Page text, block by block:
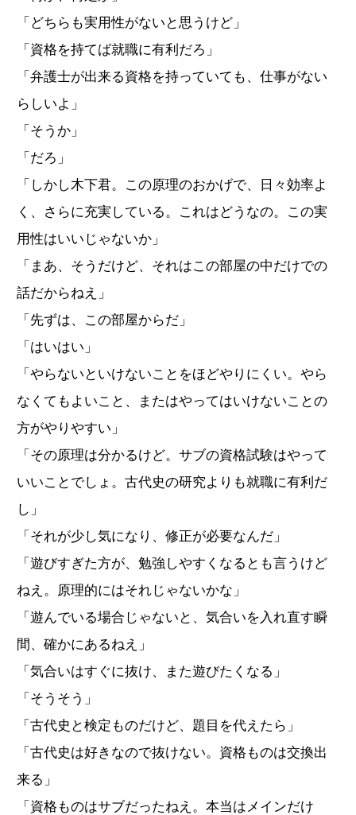
「どちらも実用性がないと思うけど」
「資格を持てば就職に有利だろ」
「弁護士が出来る資格を持っていても、仕事がない
らしいよ」
「そうか」
「だろ」
「しかし木下君。この原理のおかげで、日々効率よ
く、さらに充実している。これはどうなの。この実
用性はいいじゃないか」
「まあ、そうだけど、それはこの部屋の中だけでの
話だからねえ」
「先ずは、この部屋からだ」
「はいはい」
「やらないといけないことをほどやりにくい。やら
なくてもよいこと、またはやってはいけないことの
方がやりやすい」
「その原理は分かるけど。サブの資格試験はやって
いいことでしょ。古代史の研究よりも就職に有利だ
し」
「それが少し気になり、修正が必要なんだ」
「遊びすぎた方が、勉強しやすくなるとも言うけど
ねえ。原理的にはそれじゃないかな」
「遊んでいる場合じゃないと、気合いを入れ直す瞬
間、確かにあるねえ」
「気合いはすぐに抜け、また遊びたくなる」
「そうそう」
「古代史と検定ものだけど、題目を代えたら」
「古代史は好きなので抜けない。資格ものは交換出
来る」
「資格ものはサブだったねえ。本当はメインだけ